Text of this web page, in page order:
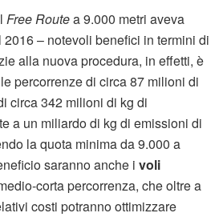
Free Routea 9.000 metri aveva
– notevoli benefici in termini di
alla nuova procedura, in effetti, è
percorrenze di circa 87 milioni di
circa 342 milioni di kg di
a un miliardo di kg di emissioni di
la quota minima da 9.000 a
saranno anche i voli
corta percorrenza, che oltre a
costi potranno ottimizzare